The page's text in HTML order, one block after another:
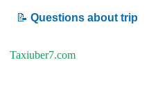
📝 Questions about trip
Taxiuber7.com